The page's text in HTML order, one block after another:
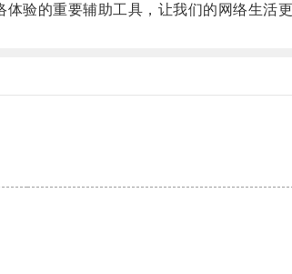
验的重要辅助工具，让我们的网络生活